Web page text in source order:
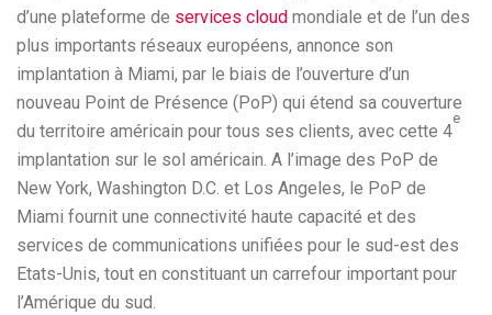
d’une plateforme de services cloud mondiale et de l’un des
plus importants réseaux européens, annonce son
implantation à Miami, par le biais de l’ouverture d’un
nouveau Point de Présence (PoP) qui étend sa couverture
du territoire américain pour tous ses clients, avec cette 4
e
implantation sur le sol américain. A l’image des PoP de
New York, Washington D.C. et Los Angeles, le PoP de
Miami fournit une connectivité haute capacité et des
services de communications unifiées pour le sud-est des
Etats-Unis, tout en constituant un carrefour important pour
l’Amérique du sud.